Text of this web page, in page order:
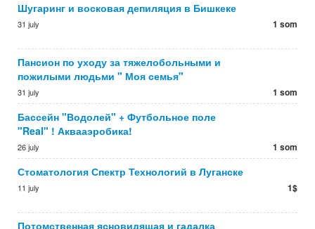
Шугаринг и восковая депиляция в Бишкеке
31 july 1 som
Пансион по уходу за тяжелобольными и
пожилыми людьми " Моя семья"
31 july 1 som
Бассейн "Водолей" + Футбольное поле
"Real" ! Аквааэробика!
26 july 1 som
Стоматология Спектр Технологий в Луганске
11 july 1$
Потомственная ясновидящая и гадалка